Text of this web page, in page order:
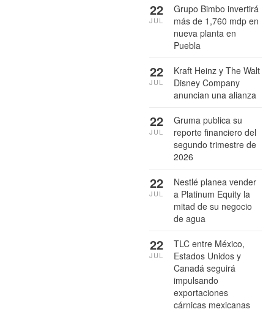
Grupo Bimbo invertirá
más de 1,760 mdp en
nueva planta en
Puebla
22
JUL
Kraft Heinz y The Walt
Disney Company
anuncian una alianza
22
JUL
Gruma publica su
reporte financiero del
segundo trimestre de
2026
22
JUL
Nestlé planea vender
a Platinum Equity la
mitad de su negocio
de agua
22
JUL
TLC entre México,
Estados Unidos y
Canadá seguirá
impulsando
exportaciones
cárnicas mexicanas
22
JUL